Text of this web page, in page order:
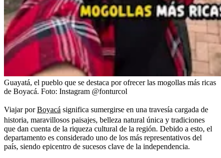
Guayatá, el pueblo que se destaca por ofrecer las mogollas más ricas
de Boyacá. Foto: Instagram @fonturcol
Viajar porBoyacá significa sumergirse en una travesía cargada de
historia, maravillosos paisajes, belleza natural única y tradiciones
que dan cuenta de la riqueza cultural de la región. Debido a esto, el
departamento es considerado uno de los más representativos del
país, siendo epicentro de sucesos clave de la independencia.